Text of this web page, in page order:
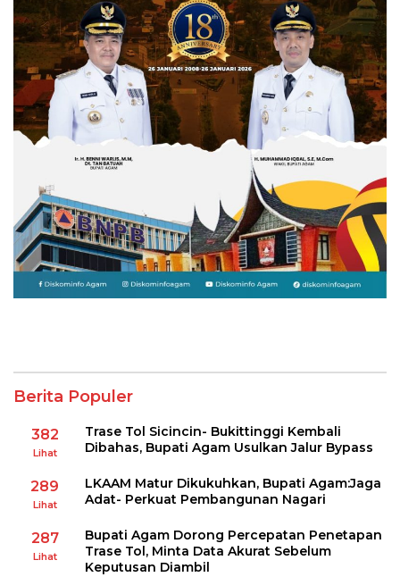
Berita Populer
382
Lihat
Trase Tol Sicincin- Bukittinggi Kembali
Dibahas, Bupati Agam Usulkan Jalur Bypass
289
Lihat
LKAAM Matur Dikukuhkan, Bupati Agam:Jaga
Adat- Perkuat Pembangunan Nagari
287
Lihat
Bupati Agam Dorong Percepatan Penetapan
Trase Tol, Minta Data Akurat Sebelum
Keputusan Diambil